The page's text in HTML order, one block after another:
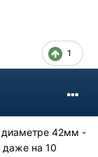
1
диаметре 42мм -
даже на 10